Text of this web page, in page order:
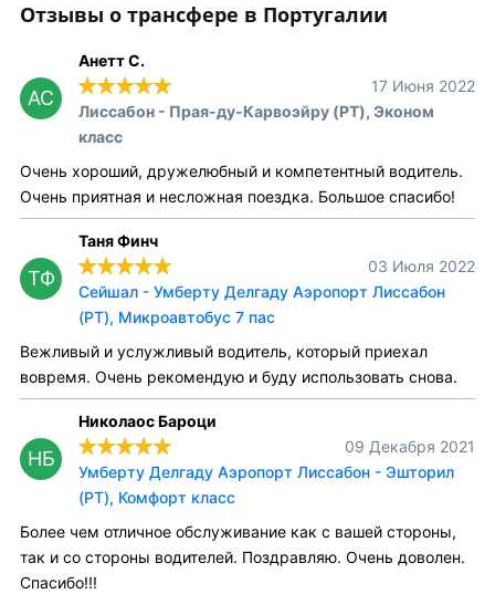
Отзывы о трансфере в Португалии
АС
Анетт С.
17 Июня 2022
Лиссабон - Прая-ду-Карвоэйру (PT), Эконом
класс
Очень хороший, дружелюбный и компетентный водитель.
Очень приятная и несложная поездка. Большое спасибо!
ТФ
Таня Финч
03 Июля 2022
Сейшал - Умберту Делгаду Аэропорт Лиссабон
(PT), Микроавтобус 7 пас
Вежливый и услужливый водитель, который приехал
вовремя. Очень рекомендую и буду использовать снова.
НБ
Николаос Бароци
09 Декабря 2021
Умберту Делгаду Аэропорт Лиссабон - Эшторил
(PT), Комфорт класс
Более чем отличное обслуживание как с вашей стороны,
так и со стороны водителей. Поздравляю. Очень доволен.
Спасибо!!!